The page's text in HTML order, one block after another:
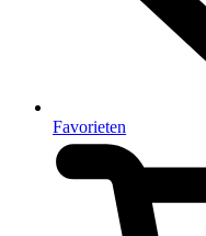
Favorieten